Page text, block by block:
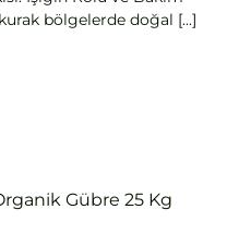
bölgelerde doğal [...]
Gübre 25 Kg